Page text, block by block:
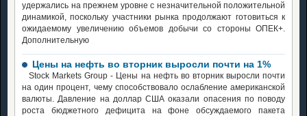
удержались на прежнем уровне с незначительной положительной
динамикой, поскольку участники рынка продолжают готовиться к
ожидаемому увеличению объемов добычи со стороны ОПЕК+.
Дополнительную
Цены на нефть во вторник выросли почти на 1%
Stock Markets Group - Цены на нефть во вторник выросли почти
на один процент, чему способствовало ослабление американской
валюты. Давление на доллар США оказали опасения по поводу
роста бюджетного дефицита на фоне обсуждаемого пакета